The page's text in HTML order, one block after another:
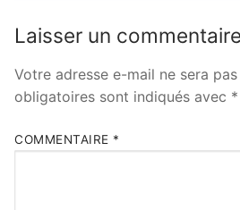
Laisser un commentaire
Votre adresse e-mail ne sera
obligatoires sont indiqués avec *
COMMENTAIRE *